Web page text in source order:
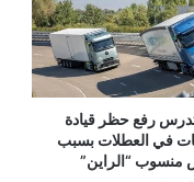
م
ت
ا
ب
ي
تدرس رفع حظر قيادة
في العطلات بسبب
منسوب “الراين”